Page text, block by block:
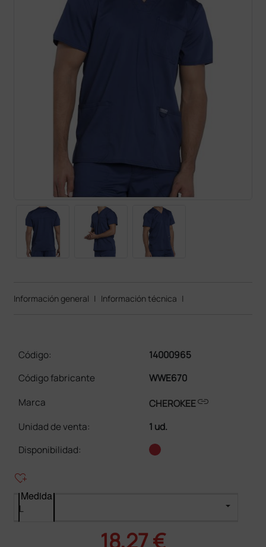
Información general | Información técnica |
Código:
14000965
Código fabricante
WWE670
Marca
CHEROKEElink
Unidad de venta:
1 ud.
Disponibilidad:
heart_plus
Medida
18,27 €